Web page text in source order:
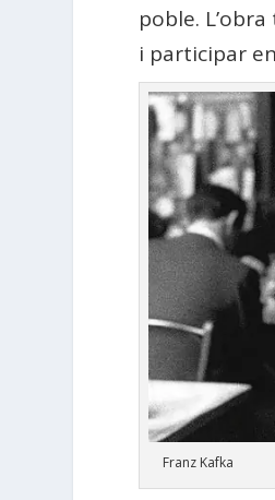
poble.
i participar
Franz Kafka